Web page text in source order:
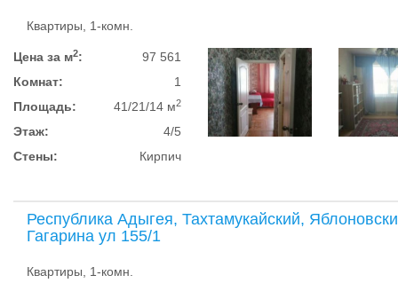
Квартиры, 1-комн.
Цена за м2:
97 561
Комнат:
1
Площадь:
41/21/14 м2
Этаж:
4/5
Стены:
Кирпич
Республика Адыгея, Тахтамукайский,
Гагарина ул 155/1
Квартиры, 1-комн.